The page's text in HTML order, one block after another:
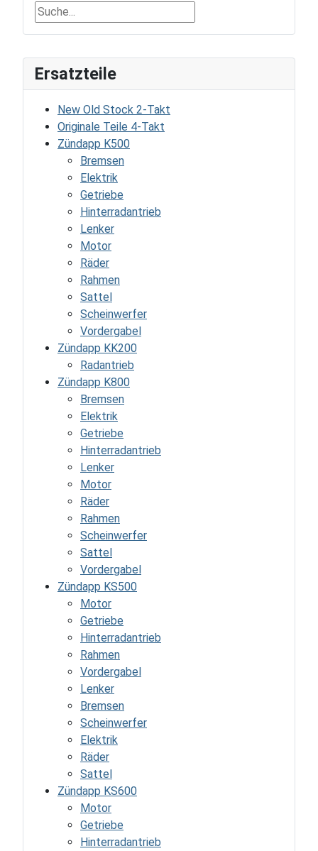
Ersatzteile
New Old Stock 2-Takt
Originale Teile 4-Takt
Zündapp K500
Bremsen
Elektrik
Getriebe
Hinterradantrieb
Lenker
Motor
Räder
Rahmen
Sattel
Scheinwerfer
Vordergabel
Zündapp KK200
Radantrieb
Zündapp K800
Bremsen
Elektrik
Getriebe
Hinterradantrieb
Lenker
Motor
Räder
Rahmen
Scheinwerfer
Sattel
Vordergabel
Zündapp KS500
Motor
Getriebe
Hinterradantrieb
Rahmen
Vordergabel
Lenker
Bremsen
Scheinwerfer
Elektrik
Räder
Sattel
Zündapp KS600
Motor
Getriebe
Hinterradantrieb